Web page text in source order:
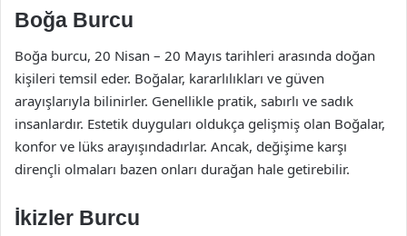
Boğa Burcu
Boğa burcu, 20 Nisan – 20 Mayıs tarihleri arasında doğan
kişileri temsil eder. Boğalar, kararlılıkları ve güven
arayışlarıyla bilinirler. Genellikle pratik, sabırlı ve sadık
insanlardır. Estetik duyguları oldukça gelişmiş olan Boğalar,
konfor ve lüks arayışındadırlar. Ancak, değişime karşı
dirençli olmaları bazen onları durağan hale getirebilir.
İkizler Burcu